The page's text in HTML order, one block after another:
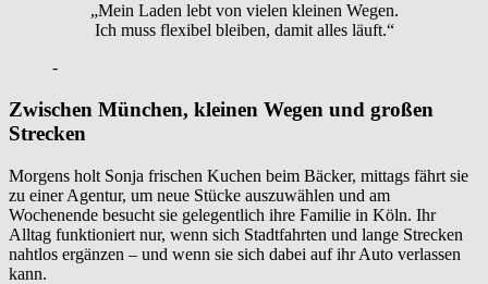
„Mein Laden lebt von vielen kleinen Wegen.
Ich muss flexibel bleiben, damit alles läuft.“
-
Zwischen München, kleinen Wegen und großen
Strecken
Morgens holt Sonja frischen Kuchen beim Bäcker, mittags fährt sie
zu einer Agentur, um neue Stücke auszuwählen und am
Wochenende besucht sie gelegentlich ihre Familie in Köln. Ihr
Alltag funktioniert nur, wenn sich Stadtfahrten und lange Strecken
nahtlos ergänzen – und wenn sie sich dabei auf ihr Auto verlassen
kann.